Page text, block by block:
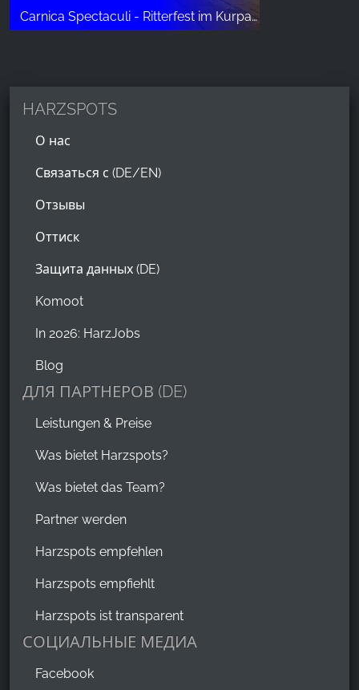
Carnica Spectaculi - Ritterfest im Kurpark Thale
HARZSPOTS
О нас
Связаться с (DE/EN)
Отзывы
Оттиск
Защита данных (DE)
Komoot
In 2026: HarzJobs
Blog
ДЛЯ ПАРТНЕРОВ (DE)
Leistungen & Preise
Was bietet Harzspots?
Was bietet das Team?
Partner werden
Harzspots empfehlen
Harzspots empfiehlt
Harzspots ist transparent
СОЦИАЛЬНЫЕ МЕДИА
Facebook